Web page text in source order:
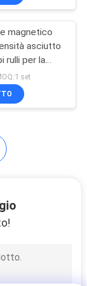
magnetico
asciutto
rulli per la
del quarzo
da
set